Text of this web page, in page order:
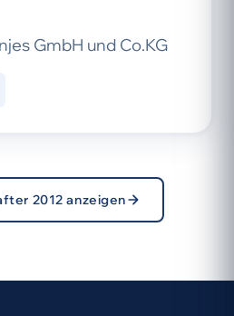
GmbH und Co.KG
2012 anzeigen